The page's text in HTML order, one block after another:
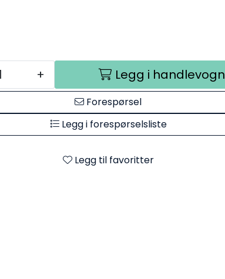
+ Legg i handlevogn
Forespørsel
Legg i forespørselsliste
Legg til favoritter